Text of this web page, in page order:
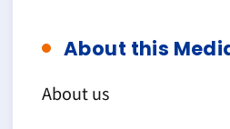
About this
About us